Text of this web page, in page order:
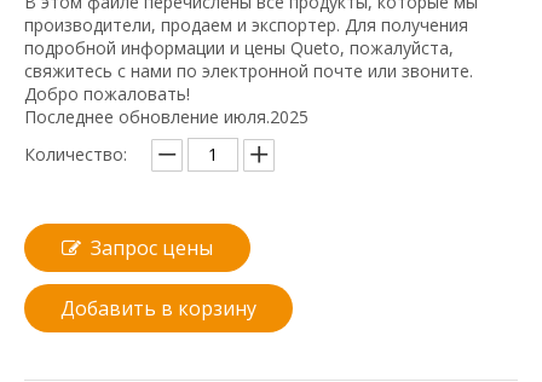
производители, продаем и экспортер. Для получения
подробной информации и цены Queto, пожалуйста,
свяжитесь с нами по электронной почте или звоните.
Добро пожаловать!
Последнее обновление июля.2025
Количество:
Запрос цены
Добавить в корзину